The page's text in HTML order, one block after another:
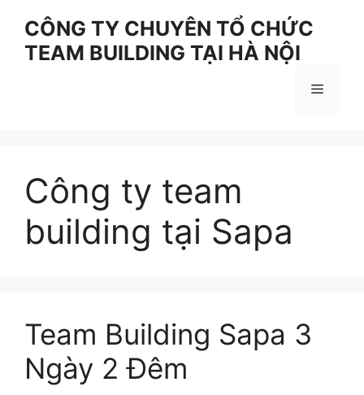
content
CÔNG TY CHUYÊN TỔ CHỨC
TEAM BUILDING TẠI HÀ NỘI
Menu
Công ty team
building tại Sapa
Team Building Sapa 3
Ngày 2 Đêm